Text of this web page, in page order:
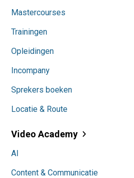
Mastercourses
Trainingen
Opleidingen
Incompany
Sprekers boeken
Locatie & Route
Video Academy
AI
Content & Communicatie